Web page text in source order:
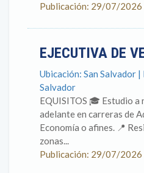
Publicación: 29/07/2026
EJECUTIVA DE
Ubicación: San Salvador
Salvador
EQUISITOS 🎓 Estudio a
adelante en carreras de
Economía o afines. 📍
zonas...
Publicación: 29/07/2026